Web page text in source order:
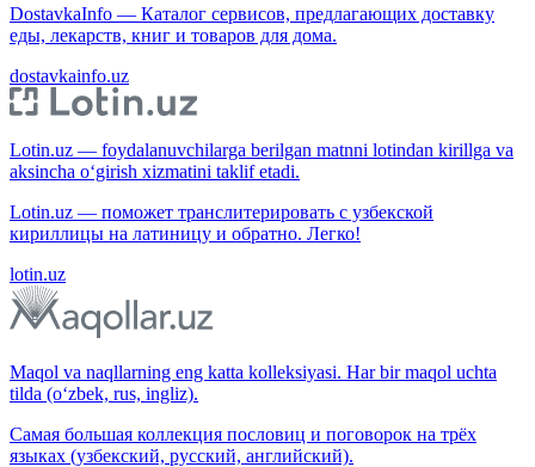
DostavkaInfo — Каталог сервисов, предлагающих доставку
еды, лекарств, книг и товаров для дома.
dostavkainfo.uz
Lotin.uz — foydalanuvchilarga berilgan matnni lotindan kirillga va
aksincha o‘girish xizmatini taklif etadi.
Lotin.uz — поможет транслитерировать с узбекской
кириллицы на латиницу и обратно. Легко!
lotin.uz
Maqol va naqllarning eng katta kolleksiyasi. Har bir maqol uchta
tilda (o‘zbek, rus, ingliz).
Самая большая коллекция пословиц и поговорок на трёх
языках (узбекский, русский, английский).